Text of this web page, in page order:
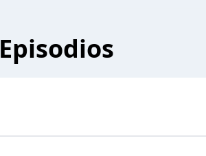
Episodios